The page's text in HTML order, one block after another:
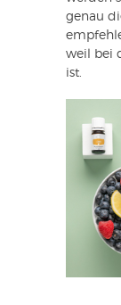
genau
weil bei
ist.